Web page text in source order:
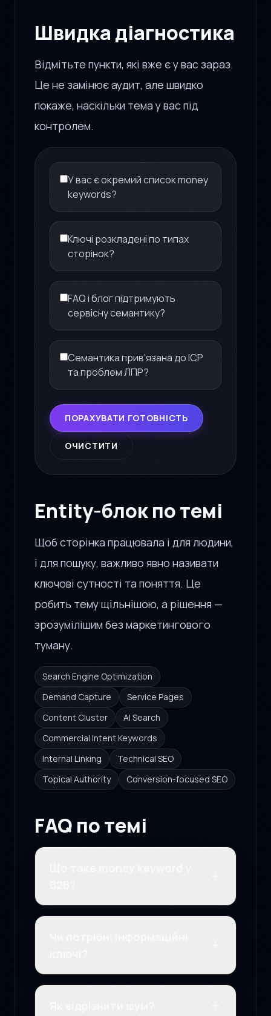
Швидка діагностика
Відмітьте пункти, які вже є у вас зараз.
Це не замінює аудит, але швидко
покаже, наскільки тема у вас під
контролем.
У вас є окремий список money
keywords?
Ключі розкладені по типах
сторінок?
FAQ і блог підтримують
сервісну семантику?
Семантика прив’язана до ICP
та проблем ЛПР?
ПОРАХУВАТИ ГОТОВНІСТЬ
ОЧИСТИТИ
Entity-блок по темі
Щоб сторінка працювала і для людини,
і для пошуку, важливо явно називати
ключові сутності та поняття. Це
робить тему щільнішою, а рішення —
зрозумілішим без маркетингового
туману.
Search Engine Optimization
Demand Capture
Service Pages
Content Cluster
AI Search
Commercial Intent Keywords
Internal Linking
Technical SEO
Topical Authority
Conversion-focused SEO
FAQ по темі